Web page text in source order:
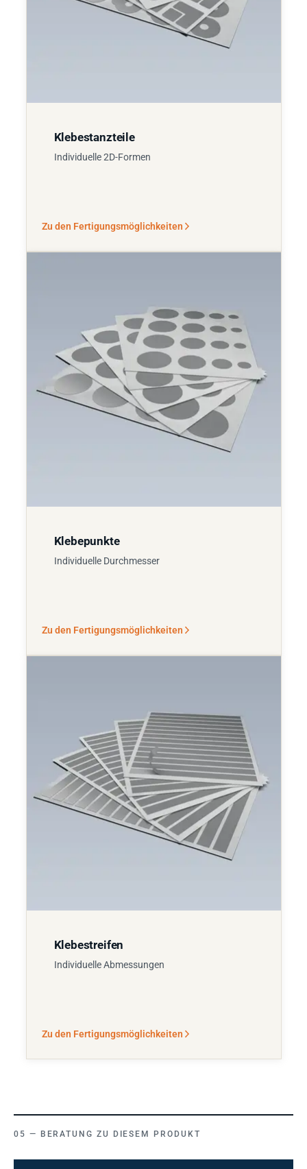
Klebestanzteile
Individuelle 2D-Formen
Zu den Fertigungsmöglichkeiten
Klebepunkte
Individuelle Durchmesser
Zu den Fertigungsmöglichkeiten
Klebestreifen
Individuelle Abmessungen
Zu den Fertigungsmöglichkeiten
BERATUNG ZU DIESEM PRODUKT